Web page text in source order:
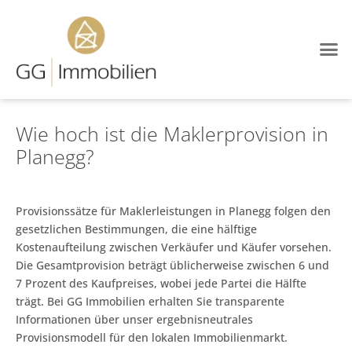
Wie hoch ist die Maklerprovision in
Planegg?
Provisionssätze für Maklerleistungen in Planegg folgen den
gesetzlichen Bestimmungen, die eine hälftige
Kostenaufteilung zwischen Verkäufer und Käufer vorsehen.
Die Gesamtprovision beträgt üblicherweise zwischen 6 und
7 Prozent des Kaufpreises, wobei jede Partei die Hälfte
trägt. Bei GG Immobilien erhalten Sie transparente
Informationen über unser ergebnisneutrales
Provisionsmodell für den lokalen Immobilienmarkt.